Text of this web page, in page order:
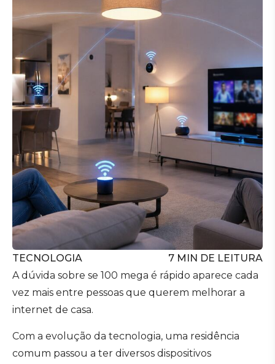
TECNOLOGIA 7 MIN DE LEITURA
A dúvida sobre se 100 mega é rápido aparece cada
vez mais entre pessoas que querem melhorar a
internet de casa.
Com a evolução da tecnologia, uma residência
comum passou a ter diversos dispositivos